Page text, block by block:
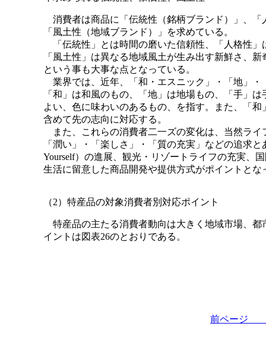
消費者は商品に「伝統性（銘柄ブランド）」、「
「風土性（地域ブランド）」を求めている。
「伝統性」とは時間の磨いた信頼性、「人格性」
「風土性」は異なる地域風土が生み出す新鮮さ、
という事も大事な点となっている。
業界では、近年、「和・エスニック」・「地」・
「和」は和風のもの、「地」は地場もの、「手」
よい、色に味わいのあるもの、を指す。また、「
含めて先の志向に対応する。
また、これらの消費者二一ズの変化は、当然ライ
「潤い」・「楽しさ」・「質の充実」などの追
Yourself）の進展、観光・リゾートライフの充実、
生活に留意した商品開発や提供方式がポイントとな
（2）特産品の対象消費者別対応ポイント
特産品の主たる消費者動向は大きく地域市場、都
イントは図表26のとおりである。
前ペー